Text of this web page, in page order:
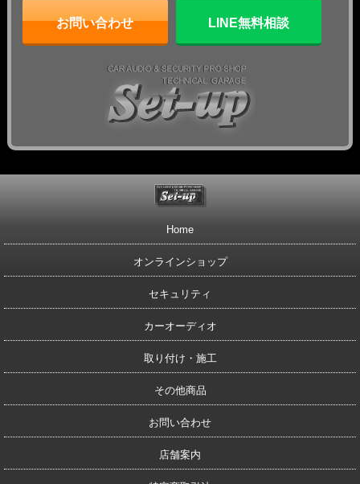
お問い合わせ LINE無料相談
Home
オンラインショップ
セキュリティ
カーオーディオ
取り付け・施工
その他商品
お問い合わせ
店舗案内